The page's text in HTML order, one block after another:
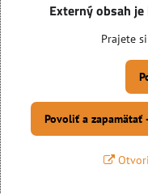
Externý obsah
Prajete
Povoliť a zapamätať